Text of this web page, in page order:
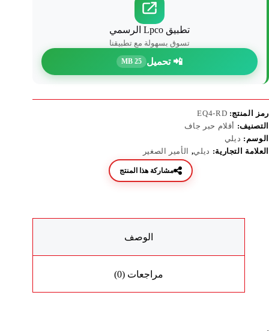
تطبيق Lpco الرسمي
تسوق بسهولة مع تطبيقنا
📲 تحميل 25 MB
رمز المنتج: EQ4-RD
التصنيف: أقلام حبر جاف
الوسم: ديلي
العلامة التجارية: ديلي, الأمير الصغير
مشاركة هذا المنتج
الوصف
مراجعات (0)